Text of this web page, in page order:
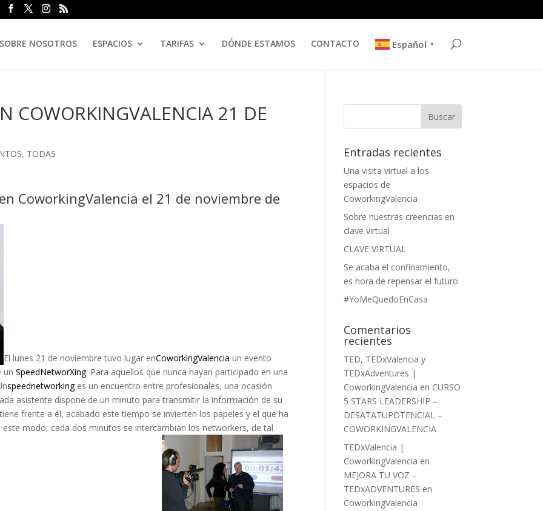
NOSOTROS ESPACIOS TARIFAS DÓNDE ESTAMOS CONTACTO Español ▼
COWORKINGVALENCIA 21 DE
, TODAS
CoworkingValencia el 21 de noviembre de
El lunes 21 de noviembre tuvo lugar enCoworkingValencia un evento
unSpeedNetworXing. Para aquellos que nunca hayan participado en una
speednetworkinges un encuentro entre profesionales, una ocasión
asistente dispone de un minuto para transmitir la información de su
frente a él, acabado este tiempo se invierten los papeles y el que ha
modo, cada dos minutos se intercambian los networkers, de tal
Entradas recientes
Una visita virtual a los
espacios de
CoworkingValencia
Sobre nuestras creencias en
clave virtual
CLAVE VIRTUAL
Se acaba el confinamiento,
es hora de repensar el futuro
#YoMeQuedoEnCasa
Comentarios
recientes
TED, TEDxValencia y
TEDxAdventures |
CoworkingValencia en CURSO
5 STARS LEADERSHIP –
DESATATUPOTENCIAL –
COWORKINGVALENCIA
TEDxValencia |
CoworkingValencia en
MEJORA TU VOZ –
TEDxADVENTURES en
CoworkingValencia